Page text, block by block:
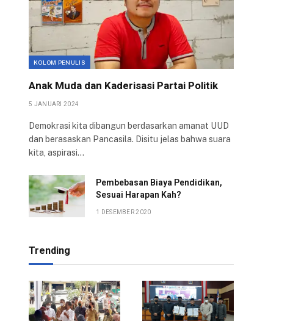
KOLOM PENULIS
Anak Muda dan Kaderisasi Partai Politik
5 JANUARI 2024
Demokrasi kita dibangun berdasarkan amanat UUD
dan berasaskan Pancasila. Disitu jelas bahwa suara
kita, aspirasi…
Pembebasan Biaya Pendidikan,
Sesuai Harapan Kah?
1 DESEMBER 2020
Trending